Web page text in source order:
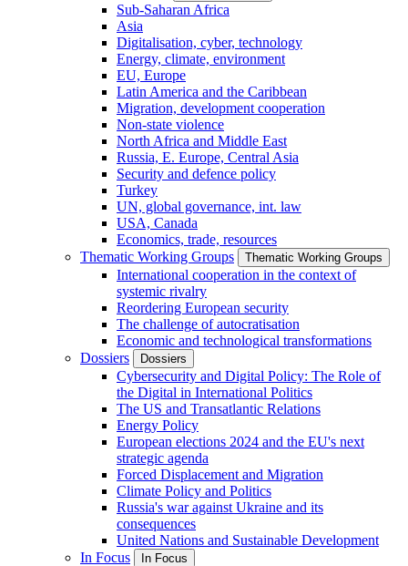
Sub-Saharan Africa
Asia
Digitalisation, cyber, technology
Energy, climate, environment
EU, Europe
Latin America and the Caribbean
Migration, development cooperation
Non-state violence
North Africa and Middle East
Russia, E. Europe, Central Asia
Security and defence policy
Turkey
UN, global governance, int. law
USA, Canada
Economics, trade, resources
Thematic Working Groups
Thematic Working Groups
International cooperation in the context of
systemic rivalry
Reordering European security
The challenge of autocratisation
Economic and technological transformations
Dossiers
Dossiers
Cybersecurity and Digital Policy: The Role of
the Digital in International Politics
The US and Transatlantic Relations
Energy Policy
European elections 2024 and the EU's next
strategic agenda
Forced Displacement and Migration
Climate Policy and Politics
Russia's war against Ukraine and its
consequences
United Nations and Sustainable Development
In Focus
In Focus